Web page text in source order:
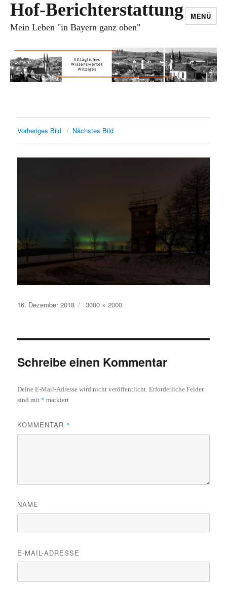
Hof-Berichterstattung
Mein Leben "in Bayern ganz oben"
MENÜ
Vorheriges Bild Nächstes Bild
Veröffentlicht
16. Dezember 2018
Volle
3000 × 2000
Schreibe einen Kommentar
Deine E-Mail-Adresse wird nicht veröffentlicht. Erforderliche Felder
sind mit * markiert
KOMMENTAR *
NAME
E-MAIL-ADRESSE